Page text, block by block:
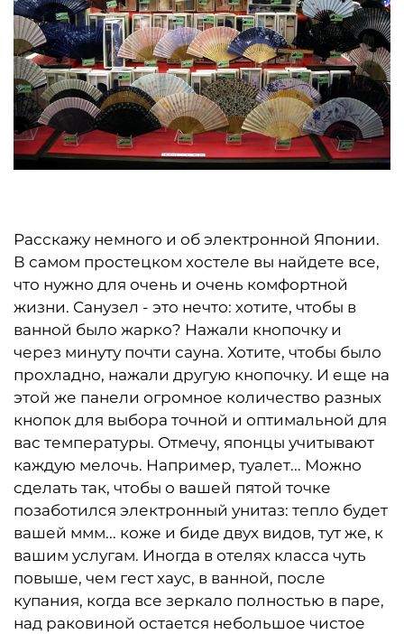
Расскажу немного и об электронной Японии.
В самом простецком хостеле вы найдете все,
что нужно для очень и очень комфортной
жизни. Санузел - это нечто: хотите, чтобы в
ванной было жарко? Нажали кнопочку и
через минуту почти сауна. Хотите, чтобы было
прохладно, нажали другую кнопочку. И еще на
этой же панели огромное количество разных
кнопок для выбора точной и оптимальной для
вас температуры. Отмечу, японцы учитывают
каждую мелочь. Например, туалет... Можно
сделать так, чтобы о вашей пятой точке
позаботился электронный унитаз: тепло будет
вашей ммм... коже и биде двух видов, тут же, к
вашим услугам. Иногда в отелях класса чуть
повыше, чем гест хаус, в ванной, после
купания, когда все зеркало полностью в паре,
над раковиной остается небольшое чистое